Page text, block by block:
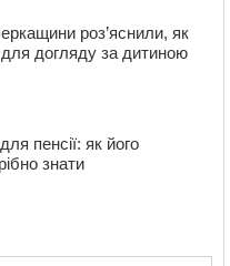
роз’яснили, як
догляду за дитиною
пенсії: як його
знати